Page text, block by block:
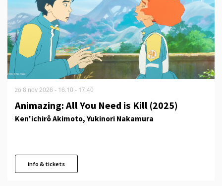
Animazing: All You Need is Kill (2025)
Ken'ichirô Akimoto, Yukinori Nakamura
zo 8 nov 2026 - 16.10 - 17.40
info & tickets